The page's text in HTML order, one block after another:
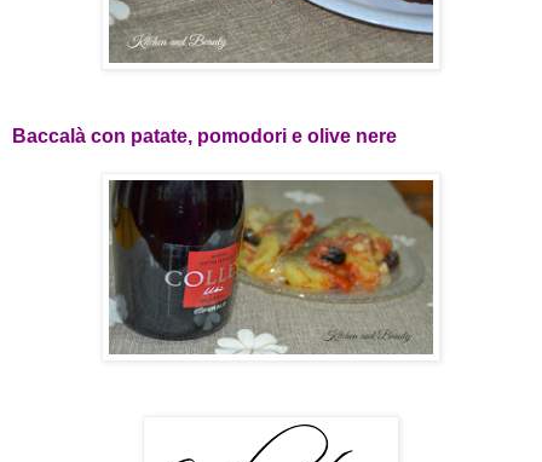
Baccalà con patate, pomodori e olive nere